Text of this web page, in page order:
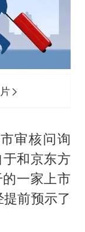
审核问询
和京东方
一家上市
前预示了